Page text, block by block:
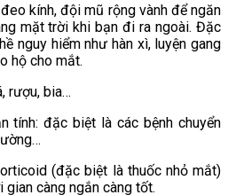
kính, đội mũ rộng vành để ngăn
mặt trời khi bạn đi ra ngoài. Đặc
nguy hiểm như hàn xì, luyện gang
hộ cho mắt.
rượu, bia…
tính: đặc biệt là các bệnh chuyển
(đặc biệt là thuốc nhỏ mắt)
càng ngắn càng tốt.